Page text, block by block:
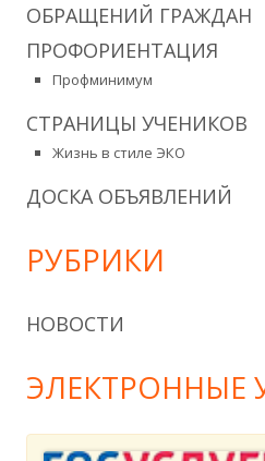
ОБРАЩЕНИЙ ГРАЖДАН
ПРОФОРИЕНТАЦИЯ
Профминимум
СТРАНИЦЫ УЧЕНИКОВ
Жизнь в стиле ЭКО
ДОСКА ОБЪЯВЛЕНИЙ
РУБРИКИ
НОВОСТИ
ЭЛЕКТРОННЫЕ